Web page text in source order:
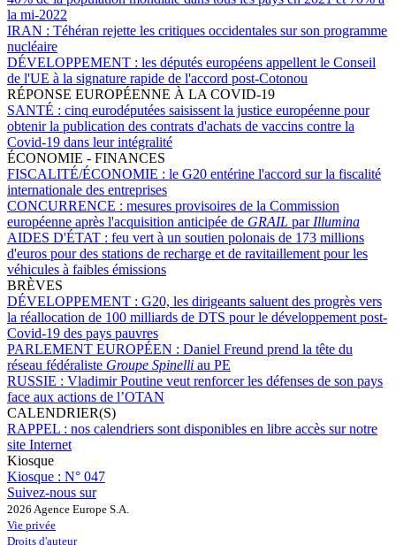
la mi-2022
IRAN : Téhéran rejette les critiques occidentales sur son programme
nucléaire
DÉVELOPPEMENT : les députés européens appellent le Conseil
de l'UE à la signature rapide de l'accord post-Cotonou
RÉPONSE EUROPÉENNE À LA COVID-19
SANTÉ : cinq eurodéputées saisissent la justice européenne pour
obtenir la publication des contrats d'achats de vaccins contre la
Covid-19 dans leur intégralité
ÉCONOMIE - FINANCES
FISCALITÉ/ÉCONOMIE : le G20 entérine l'accord sur la fiscalité
internationale des entreprises
CONCURRENCE : mesures provisoires de la Commission
européenne après l'acquisition anticipée de GRAIL parIllumina
AIDES D'ÉTAT : feu vert à un soutien polonais de 173 millions
d'euros pour des stations de recharge et de ravitaillement pour les
véhicules à faibles émissions
BRÈVES
DÉVELOPPEMENT : G20, les dirigeants saluent des progrès vers
la réallocation de 100 milliards de DTS pour le développement post-
Covid-19 des pays pauvres
PARLEMENT EUROPÉEN : Daniel Freund prend la tête du
réseau fédéraliste Groupe Spinelli au PE
RUSSIE : Vladimir Poutine veut renforcer les défenses de son pays
face aux actions de l’OTAN
CALENDRIER(S)
RAPPEL : nos calendriers sont disponibles en libre accès sur notre
site Internet
Kiosque
Kiosque : N° 047
Suivez-nous sur
2026 Agence Europe S.A.
Vie privée
Droits d'auteur